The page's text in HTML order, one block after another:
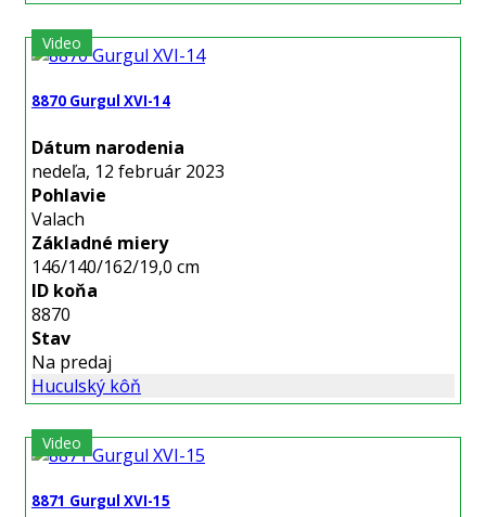
Video
8870 Gurgul XVI-14
Dátum narodenia
nedeľa, 12 február 2023
Pohlavie
Valach
Základné miery
146/140/162/19,0 cm
ID koňa
8870
Stav
Na predaj
Huculský kôň
Video
8871 Gurgul XVI-15